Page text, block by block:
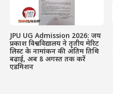
JPU UG Admission 2026: जय
प्रकाश विश्वविद्यालय ने तृतीय मेरिट
लिस्ट के नामांकन की अंतिम तिथि
बढ़ाई, अब 8 अगस्त तक करें
एडमिशन